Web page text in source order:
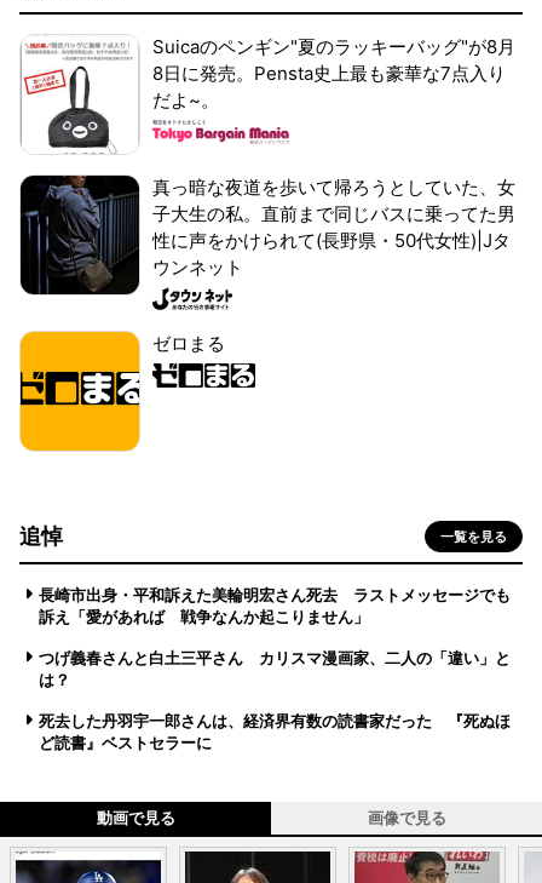
Suicaのペンギン"夏のラッキーバッグ"が8月
8日に発売。Pensta史上最も豪華な7点入り
だよ~。
真っ暗な夜道を歩いて帰ろうとしていた、女
子大生の私。直前まで同じバスに乗ってた男
性に声をかけられて(長野県・50代女性)|Jタ
ウンネット
ゼロまる
追悼 一覧を見る
長崎市出身・平和訴えた美輪明宏さん死去 ラストメッセージでも
訴え「愛があれば 戦争なんか起こりません」
つげ義春さんと白土三平さん カリスマ漫画家、二人の「違い」と
は？
死去した丹羽宇一郎さんは、経済界有数の読書家だった 『死ぬほ
ど読書』ベストセラーに
動画で見る 画像で見る